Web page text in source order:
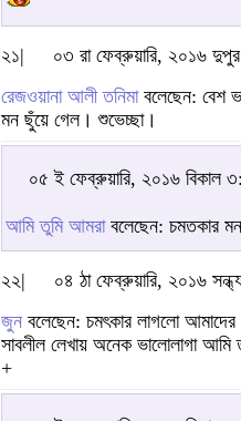
২১|
০৩ রা ফেব্রুয়ারি, ২০১৬
রেজওয়ানা আলী তনিমাবলেছেন: বেশ
মন ছুঁয়ে গেল। শুভেচ্ছা।
০৫ ই ফেব্রুয়ারি, ২০১৬ বিকাল
আমি তুমি আমরাবলেছেন: চমতকার
২২|
০৪ ঠা ফেব্রুয়ারি, ২০১৬
জুন বলেছেন: চমৎকার লাগলো আমাদের
সাবলীল লেখায় অনেক ভালোলাগা আমি
+